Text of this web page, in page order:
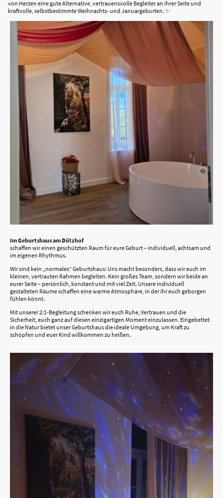
von Herzen eine gute Alternative, vertrauensvolle Begleiter an ihrer Seite und
kraftvolle, selbstbestimmte Weihnachts- und Januargeburten. ✨
Im Geburtshaus am Dützhof
schaffen wir einen geschützten Raum für eure Geburt – individuell, achtsam und
im eigenen Rhythmus.
Wir sind kein „normales“ Geburtshaus: Uns macht besonders, dass wir euch im
kleinen, vertrauten Rahmen begleiten. Kein großes Team, sondern wir beide an
eurer Seite – persönlich, konstant und mit viel Zeit. Unsere individuell
gestalteten Räume schaffen eine warme Atmosphäre, in der ihr euch geborgen
fühlen könnt.
Mit unserer 2:1-Begleitung schenken wir euch Ruhe, Vertrauen und die
Sicherheit, euch ganz auf diesen einzigartigen Moment einzulassen. Eingebettet
in die Natur bietet unser Geburtshaus die ideale Umgebung, um Kraft zu
schöpfen und euer Kind willkommen zu heißen.